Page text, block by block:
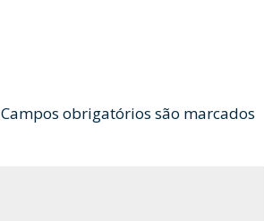
Campos obrigatórios são marcados